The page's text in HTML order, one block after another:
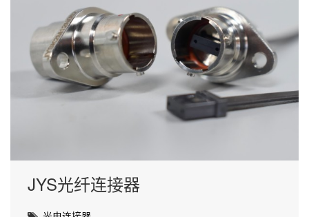
JYS光纤连接器